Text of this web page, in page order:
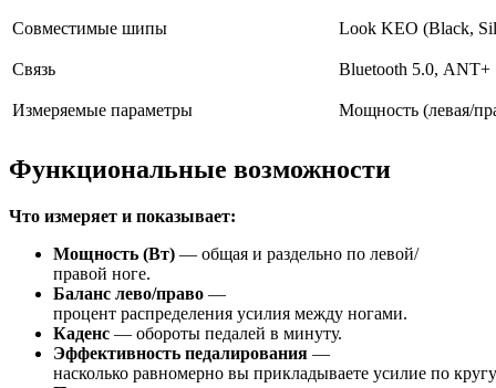
Совместимые шипы Look KEO (Black,
Связь Bluetooth 5.0, ANT+
Измеряемые параметры Мощность (левая/
Функциональные возможности
Что измеряет и показывает:
Мощность (Вт) — общая и раздельно по левой/
правой ноге.
Баланс лево/право —
процент распределения усилия между ногами.
Каденс — обороты педалей в минуту.
Эффективность педалирования —
насколько равномерно вы прикладываете усилие по